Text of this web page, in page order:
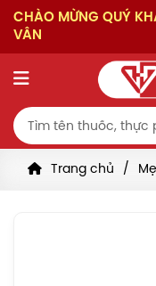
CHÀO MỪNG QUÝ
VÂN
Trang chủ